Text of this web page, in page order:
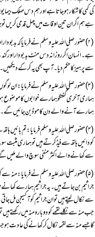
ہے ہم اگر ان تین اوقات میں چہل قدمی کریں
سے پرہیز کا حکم دیا۔آپ بھی یہ کر کے
ہمارے آنے والے دن کا موڈ بن جائیں گے ۔ہم
سے کھانے والے اکثر منفی سوچ والے ملیں
گا جسے منہ سے لقمہ نکال کر کھانے کی عادت